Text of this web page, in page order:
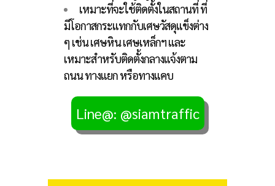
เหมาะที่จะใช้ติดตั้งในสถานที่ ที่
มีโอกาสกระแทกกับเศษวัสดุแข็งต่าง
ๆ เช่น เศษหิน เศษเหล็กฯ และ
เหมาะสำหรับติดตั้งกลางแจ้งตาม
ถนน ทางแยก หรือทางแคบ
Line@: @siamtraffic